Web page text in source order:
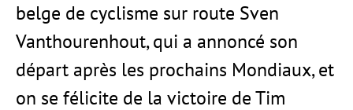
belge de cyclisme sur route Sven
Vanthourenhout, qui a annoncé son
départ après les prochains Mondiaux, et
on se félicite de la victoire de Tim